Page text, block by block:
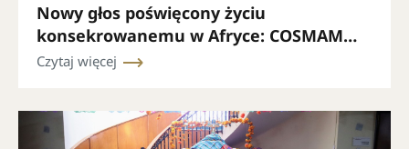
Nowy głos poświęcony życiu
konsekrowanemu w Afryce: COSMAM
prezentuje swój biuletyn miesięczny
Czytaj więcej